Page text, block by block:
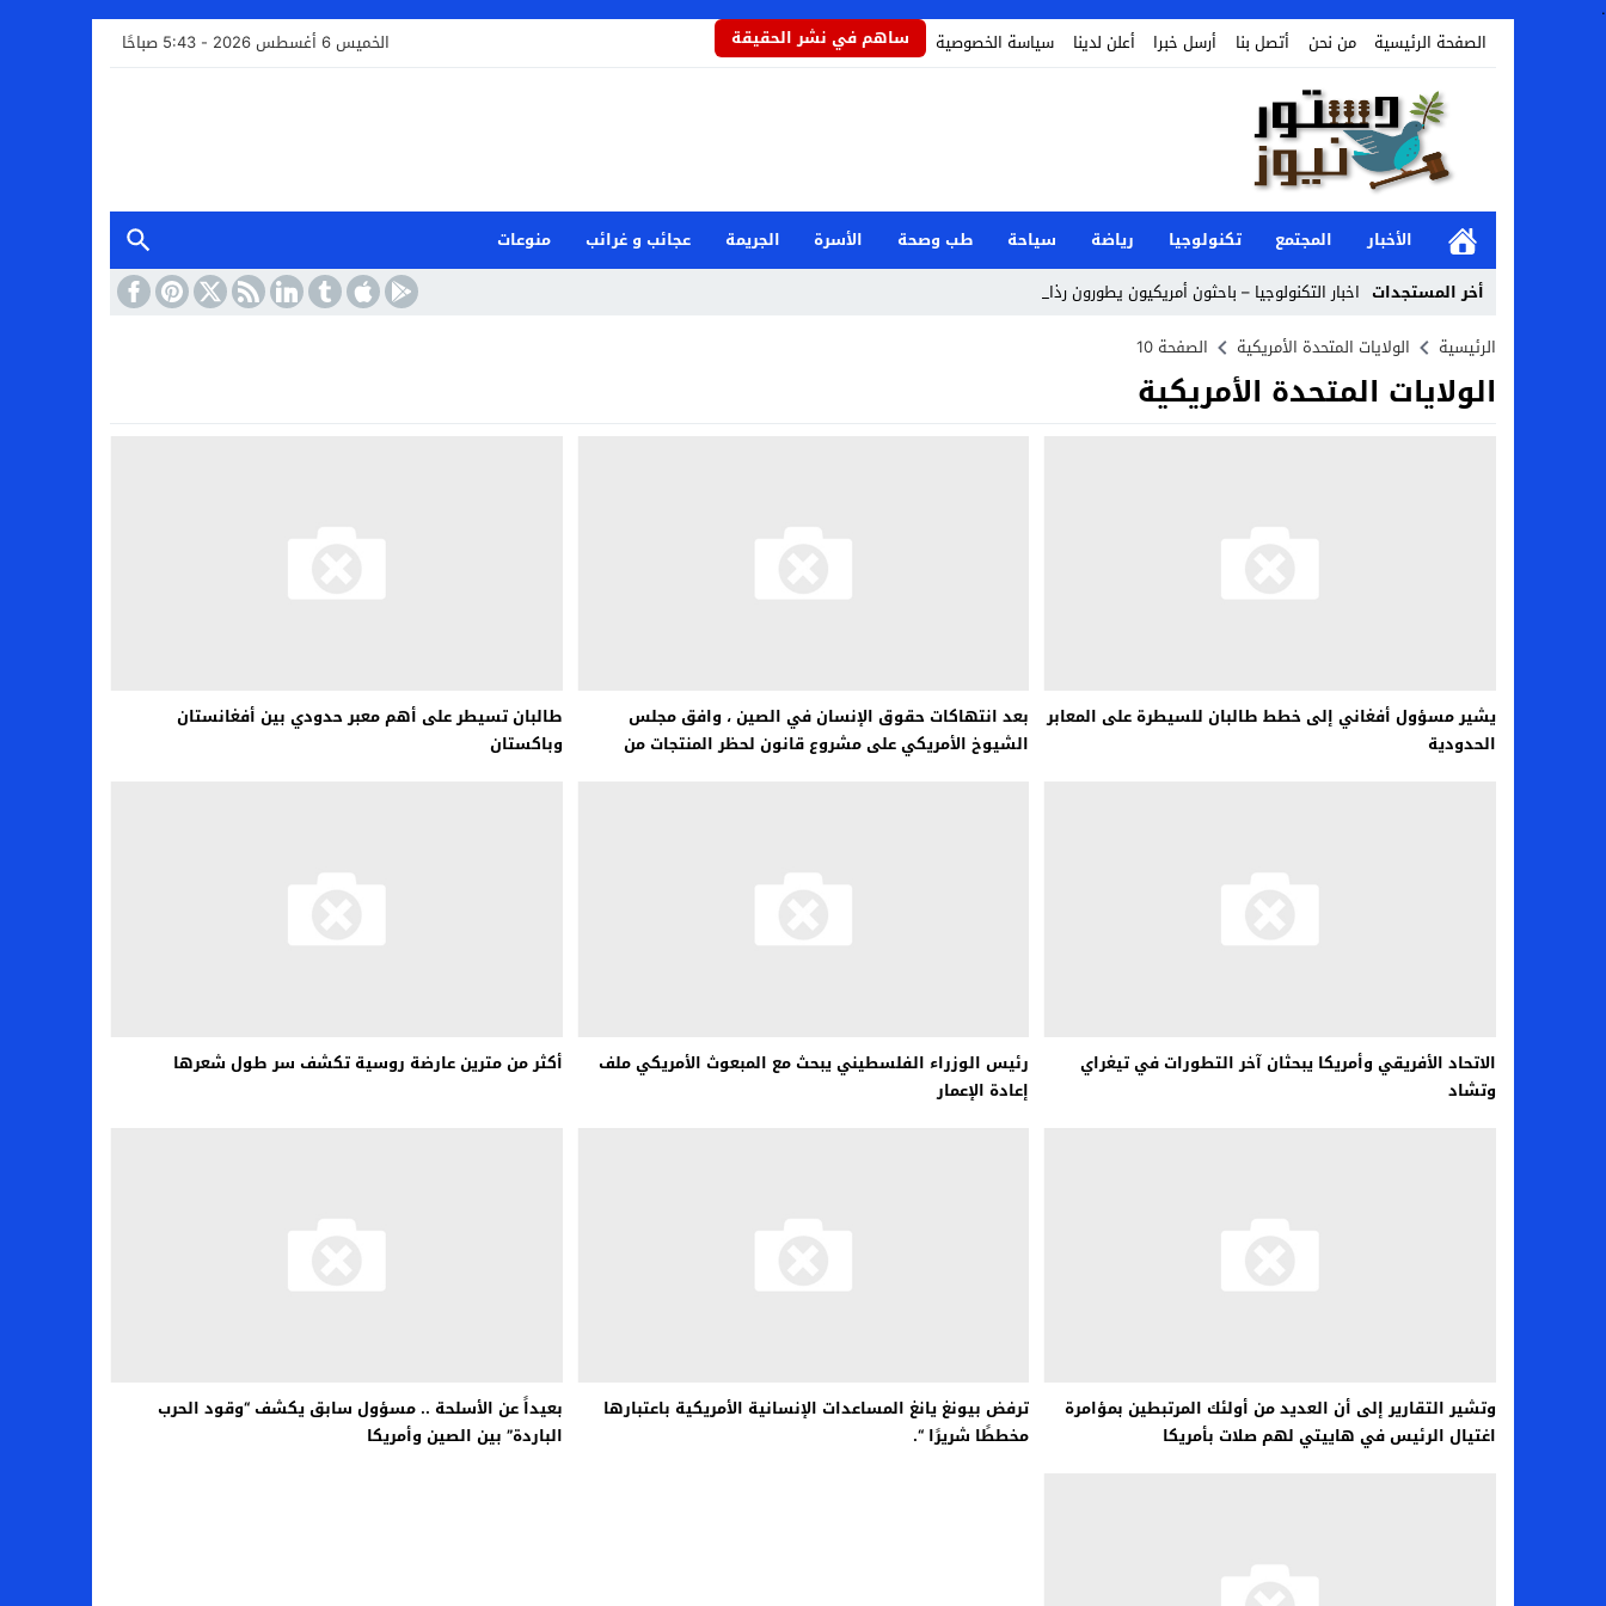
.
الصفحة الرئيسية
من نحن أتصل بنا أرسل خبرا أعلن لدينا سياسة الخصوصية ساهم في نشر الحقيقة الخميس 6 أغسطس 2026 - 5:43 صباحًا
الأخبار المجتمع تكنولوجيا رياضة سياحة طب وصحة الأسرة الجريمة عجائب و غرائب
منوعات
أخر المستجدات اخبار التكنولوجيا – باحثون أمريكيون يطورون رذاذاً ي _
Stop
Previous
الرئيسية الولايات المتحدة الأمريكية الصفحة 10
الولايات المتحدة الأمريكية
يشير مسؤول أفغاني إلى خطط طالبان للسيطرة على المعابر
الحدودية
بعد انتهاكات حقوق الإنسان في الصين ، وافق مجلس
الشيوخ الأمريكي على مشروع قانون لحظر المنتجات من
طالبان تسيطر على أهم معبر حدودي بين أفغانستان
وباكستان
الاتحاد الأفريقي وأمريكا يبحثان آخر التطورات في تيغراي
وتشاد
رئيس الوزراء الفلسطيني يبحث مع المبعوث الأمريكي ملف
إعادة الإعمار
أكثر من مترين عارضة روسية تكشف سر طول شعرها
وتشير التقارير إلى أن العديد من أولئك المرتبطين بمؤامرة
اغتيال الرئيس في هاييتي لهم صلات بأمريكا
ترفض بيونغ يانغ المساعدات الإنسانية الأمريكية باعتبارها
مخططًا شريرًا “.
بعيداً عن الأسلحة .. مسؤول سابق يكشف “وقود الحرب
الباردة” بين الصين وأمريكا